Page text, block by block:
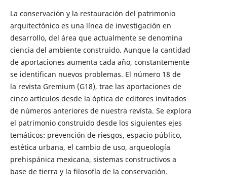
La conservación y la restauración del patrimonio
arquitectónico es una línea de investigación en
desarrollo, del área que actualmente se denomina
ciencia del ambiente construido. Aunque la cantidad
de aportaciones aumenta cada año, constantemente
se identifican nuevos problemas. El número 18 de
la revista Gremium (G18), trae las aportaciones de
cinco artículos desde la óptica de editores invitados
de números anteriores de nuestra revista. Se explora
el patrimonio construido desde los siguientes ejes
temáticos: prevención de riesgos, espacio público,
estética urbana, el cambio de uso, arqueología
prehispánica mexicana, sistemas constructivos a
base de tierra y la filosofía de la conservación.